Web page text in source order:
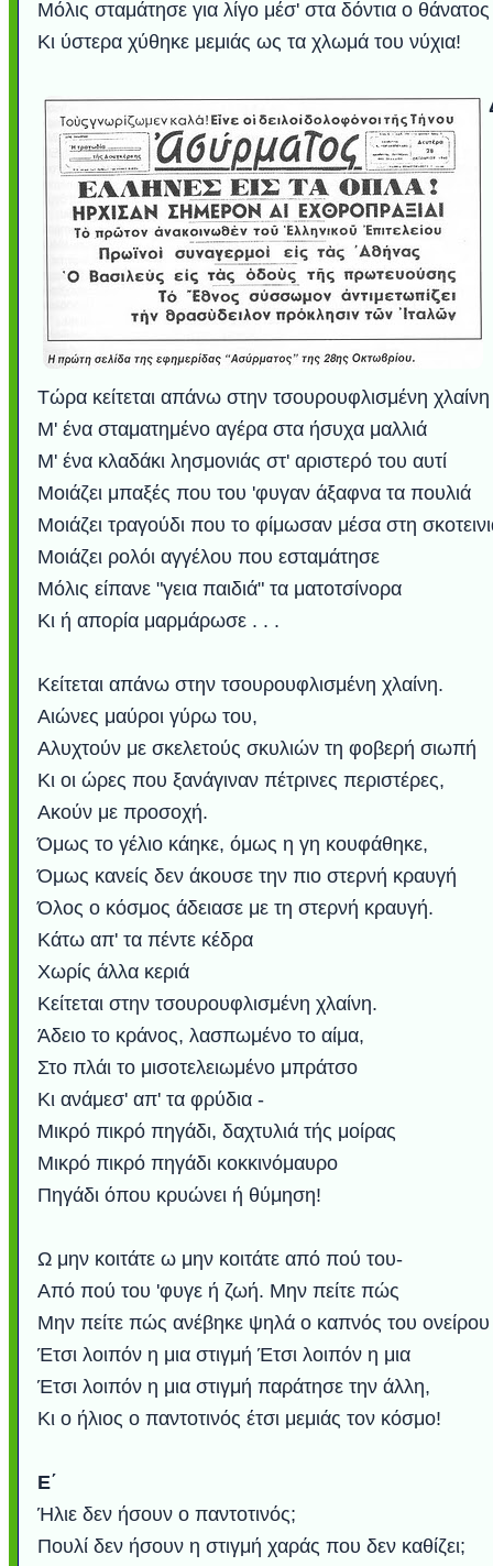
Μόλις σταμάτησε για λίγο μέσ' στα δόντια ο θάνατος
Κι ύστερα χύθηκε μεμιάς ως τα χλωμά του νύχια!
Τώρα κείτεται απάνω στην τσουρουφλισμένη χλαίνη
Μ' ένα σταματημένο αγέρα στα ήσυχα μαλλιά
Μ' ένα κλαδάκι λησμονιάς στ' αριστερό του αυτί
Μοιάζει μπαξές που του 'φυγαν άξαφνα τα πουλιά
Μοιάζει τραγούδι που το φίμωσαν μέσα στη
Μοιάζει ρολόι αγγέλου που εσταμάτησε
Μόλις είπανε "γεια παιδιά" τα ματοτσίνορα
Κι ή απορία μαρμάρωσε . . .
Κείτεται απάνω στην τσουρουφλισμένη χλαίνη.
Αιώνες μαύροι γύρω του,
Αλυχτούν με σκελετούς σκυλιών τη φοβερή σιωπή
Κι οι ώρες που ξανάγιναν πέτρινες περιστέρες,
Ακούν με προσοχή.
Όμως το γέλιο κάηκε, όμως η γη κουφάθηκε,
Όμως κανείς δεν άκουσε την πιο στερνή κραυγή
Όλος ο κόσμος άδειασε με τη στερνή κραυγή.
Κάτω απ' τα πέντε κέδρα
Χωρίς άλλα κεριά
Κείτεται στην τσουρουφλισμένη χλαίνη.
Άδειο το κράνος, λασπωμένο το αίμα,
Στο πλάι το μισοτελειωμένο μπράτσο
Κι ανάμεσ' απ' τα φρύδια -
Μικρό πικρό πηγάδι, δαχτυλιά τής μοίρας
Μικρό πικρό πηγάδι κοκκινόμαυρο
Πηγάδι όπου κρυώνει ή θύμηση!
Ω μην κοιτάτε ω μην κοιτάτε από πού του-
Από πού του 'φυγε ή ζωή. Μην πείτε πώς
Μην πείτε πώς ανέβηκε ψηλά ο καπνός του ονείρου
Έτσι λοιπόν η μια στιγμή Έτσι λοιπόν η μια
Έτσι λοιπόν η μια στιγμή παράτησε την άλλη,
Κι ο ήλιος ο παντοτινός έτσι μεμιάς τον κόσμο!
Ε΄
Ήλιε δεν ήσουν ο παντοτινός;
Πουλί δεν ήσουν η στιγμή χαράς που δεν καθίζει;